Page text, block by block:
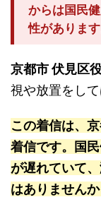
からは国民
性があります
京都市 伏見区
視や放置をして
この着信は、
着信です。国
が遅れていて
はありませんか